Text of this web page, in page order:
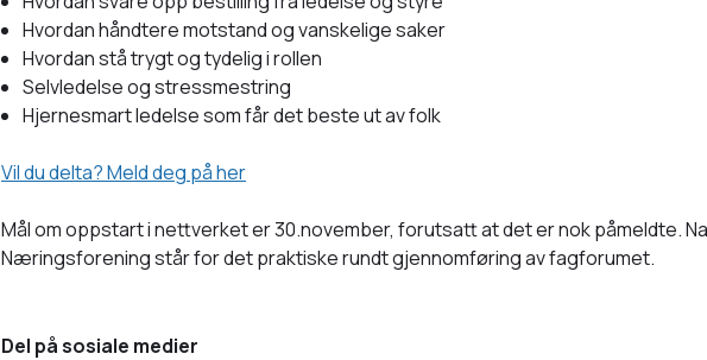
Hvordan håndtere motstand og vanskelige saker
Hvordan stå trygt og tydelig i rollen
Selvledelse og stressmestring
Hjernesmart ledelse som får det beste ut av folk
Vil du delta? Meld deg på her
Mål om oppstart i nettverket er 30.november, forutsatt at det er nok påmeldte.
Næringsforening står for det praktiske rundt gjennomføring av fagforumet.
Del på sosiale medier